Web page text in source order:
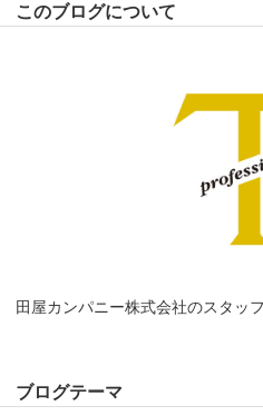
このブログについて
田屋カンパニー株式会社のスタッ
ブログテーマ